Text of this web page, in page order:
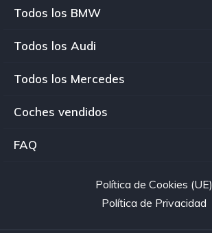
Todos los BMW
Todos los Audi
Todos los Mercedes
Coches vendidos
FAQ
Política de Cookies (UE)
Política de Privacidad